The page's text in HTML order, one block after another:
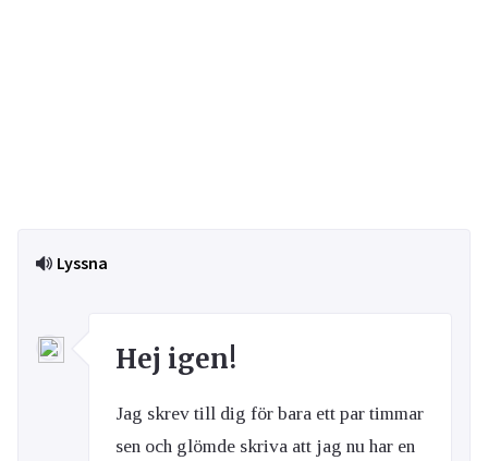
Lyssna
Hej igen!
Jag skrev till dig för bara ett par timmar
sen och glömde skriva att jag nu har en